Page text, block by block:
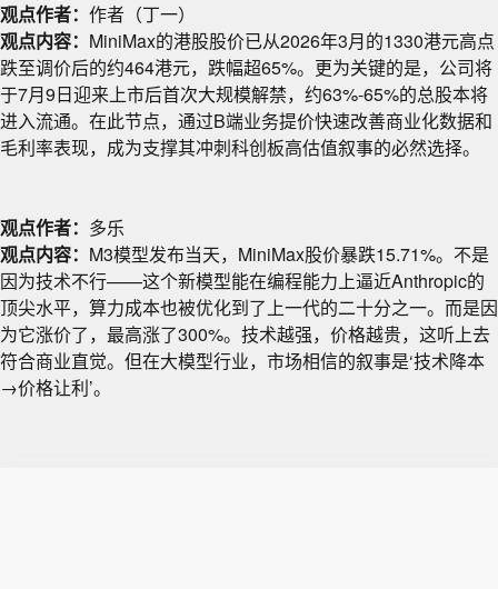
观点作者： 作者（丁一）
观点内容： MiniMax的港股股价已从2026年3月的1330港元高点
跌至调价后的约464港元，跌幅超65%。更为关键的是，公司将
于7月9日迎来上市后首次大规模解禁，约63%-65%的总股本将
进入流通。在此节点，通过B端业务提价快速改善商业化数据和
毛利率表现，成为支撑其冲刺科创板高估值叙事的必然选择。
观点作者： 多乐
观点内容： M3模型发布当天，MiniMax股价暴跌15.71%。不是
因为技术不行——这个新模型能在编程能力上逼近Anthropic的
顶尖水平，算力成本也被优化到了上一代的二十分之一。而是因
为它涨价了，最高涨了300%。技术越强，价格越贵，这听上去
符合商业直觉。但在大模型行业，市场相信的叙事是‘技术降本
→价格让利’。